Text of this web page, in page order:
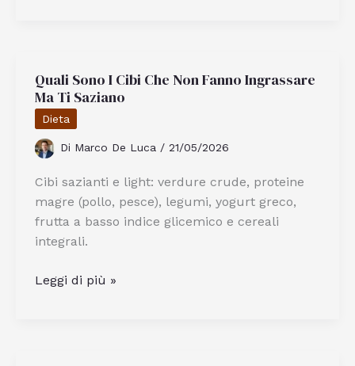
Bottiglie
di
Plastica
a
Casa
Quali Sono I Cibi Che Non Fanno Ingrassare
Ma Ti Saziano
Dieta
Di Marco De Luca / 21/05/2026
Cibi sazianti e light: verdure crude, proteine
magre (pollo, pesce), legumi, yogurt greco,
frutta a basso indice glicemico e cereali
integrali.
Quali
Leggi di più »